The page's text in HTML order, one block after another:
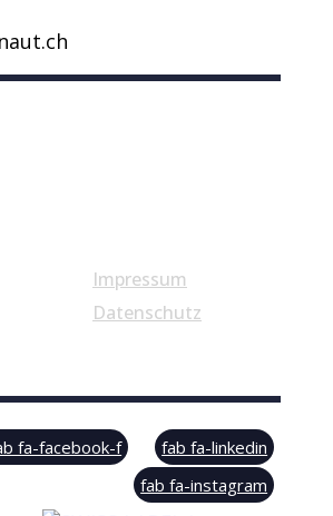
Impressum
Datenschutz
All rights reserved
fa-facebook-f
fab fa-linkedin
fab fa-instagram